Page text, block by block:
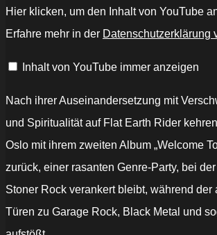
„Charlatan
Killer“
YouTube
Hier klicken, um den Inhalt von YouTube
Erfahre mehr in der Datenschutzerklärung
Inhalt von YouTube immer anzeigen
Nach ihrer Auseinandersetzung mit
und Spiritualität auf Flat Earth Rider kehren
Oslo mit ihrem zweiten Album „Welcome
zurück, einer rasanten Genre-Party, bei
Stoner Rock verankert bleibt, während der
Türen zu Garage Rock, Black Metal und